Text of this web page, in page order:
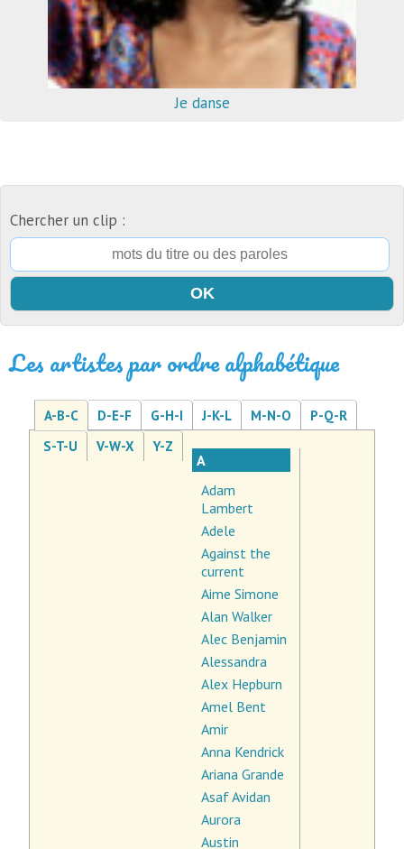
Je danse
Chercher un clip :
Les artistes par ordre alphabétique
A-B-C D-E-F G-H-I J-K-L M-N-O
P-Q-R
S-T-U
V-W-X Y-Z
A
Adam
Lambert
Adele
Against the
current
Aime Simone
Alan Walker
Alec Benjamin
Alessandra
Alex Hepburn
Amel Bent
Amir
Anna Kendrick
Ariana Grande
Asaf Avidan
Aurora
Austin